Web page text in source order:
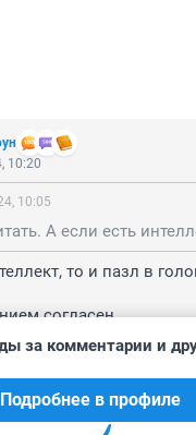
10:20
10:05
то и пазл в
согласен.
😂😂😂
5 ответов
за комментарии и
Подробнее в профиле